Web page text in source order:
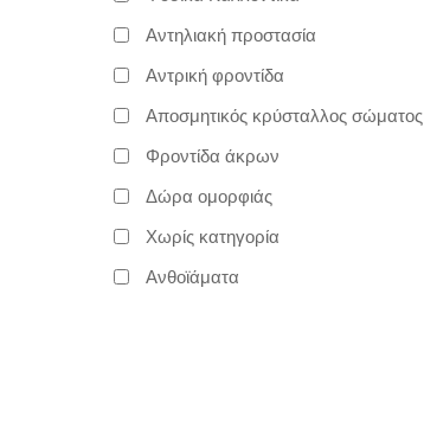
Αντηλιακή προστασία
Αντρική φροντίδα
Αποσμητικός κρύσταλλος σώματος
Φροντίδα άκρων
Δώρα ομορφιάς
Χωρίς κατηγορία
Ανθοϊάματα